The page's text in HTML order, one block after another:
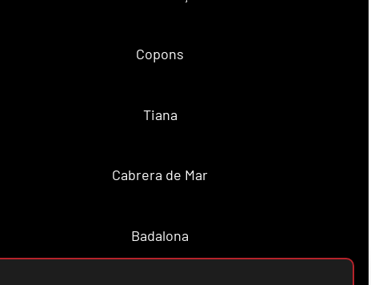
Copons
Tiana
Cabrera de Mar
Badalona